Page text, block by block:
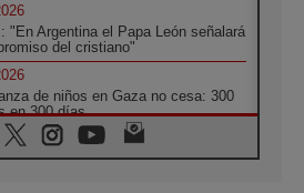
"En Argentina el Papa León señalará
del cristiano"
de niños en Gaza no cesa: 300
en 300 días
guerra desfigura el mundo, solo la